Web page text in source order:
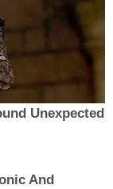
Unexpected
And